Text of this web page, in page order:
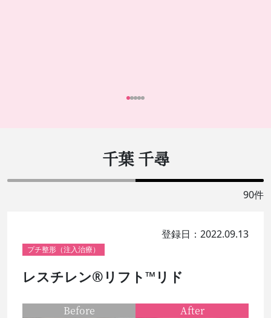
千葉 千尋
90件
登録日：2022.09.13
プチ整形（注入治療）
レスチレン®リフト™リド
Before After